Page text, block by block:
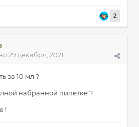
2
29 декабря, 2021
за 10 мл ?
набранной пипетке ?
!